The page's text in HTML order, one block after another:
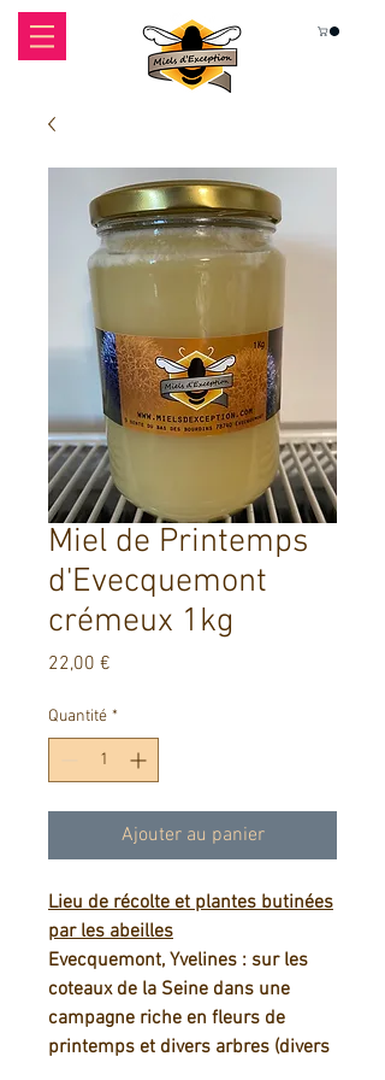
Miel de Printemps
d'Evecquemont
crémeux 1kg
22,00 €
Quantité *
Ajouter au panier
Lieu de récolte et plantes butinées
par les abeilles
Evecquemont, Yvelines : sur les
coteaux de la Seine dans une
campagne riche en fleurs de
printemps et divers arbres (divers